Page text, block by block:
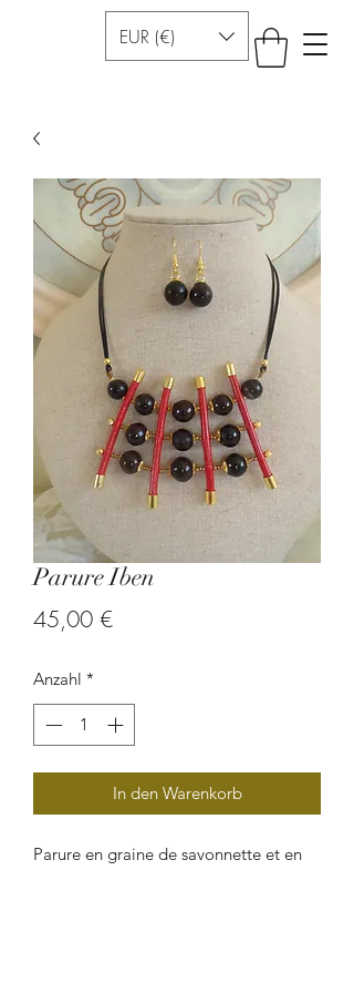
EUR (€)
Parure Iben
45,00 €Preis
Anzahl *
In den Warenkorb
Parure en graine de savonnette et en